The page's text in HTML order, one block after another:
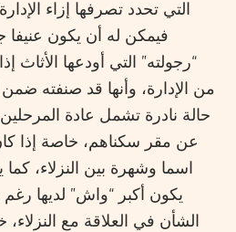
التي تحدد تصرفها إزاء
فيمكن له أن يكون عنيفا
“رجولته” التي أودعها الأثاث
من الإدارة، وأنها قد صنفته
حالة نادرة تشمل عادة
عن مقر سكناهم، خاصة إذا
اسما وشهرة بين النزلاء،
يكون أكبر “واش” لديها
الشأن في العلاقة مع